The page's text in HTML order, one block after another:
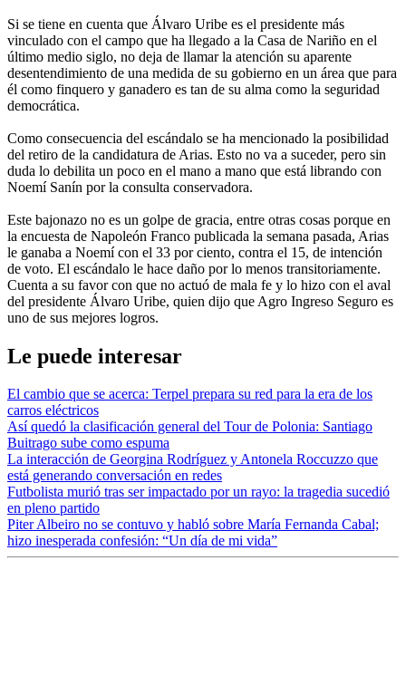
Si se tiene en cuenta que Álvaro Uribe es el presidente más
vinculado con el campo que ha llegado a la Casa de Nariño en el
último medio siglo, no deja de llamar la atención su aparente
desentendimiento de una medida de su gobierno en un área que para
él como finquero y ganadero es tan de su alma como la seguridad
democrática.
Como consecuencia del escándalo se ha mencionado la posibilidad
del retiro de la candidatura de Arias. Esto no va a suceder, pero sin
duda lo debilita un poco en el mano a mano que está librando con
Noemí Sanín por la consulta conservadora.
Este bajonazo no es un golpe de gracia, entre otras cosas porque en
la encuesta de Napoleón Franco publicada la semana pasada, Arias
le ganaba a Noemí con el 33 por ciento, contra el 15, de intención
de voto. El escándalo le hace daño por lo menos transitoriamente.
Cuenta a su favor con que no actuó de mala fe y lo hizo con el aval
del presidente Álvaro Uribe, quien dijo que Agro Ingreso Seguro es
uno de sus mejores logros.
Le puede interesar
El cambio que se acerca: Terpel prepara su red para la era de los
carros eléctricos
Así quedó la clasificación general del Tour de Polonia: Santiago
Buitrago sube como espuma
La interacción de Georgina Rodríguez y Antonela Roccuzzo que
está generando conversación en redes
Futbolista murió tras ser impactado por un rayo: la tragedia sucedió
en pleno partido
Piter Albeiro no se contuvo y habló sobre María Fernanda Cabal;
hizo inesperada confesión: “Un día de mi vida”